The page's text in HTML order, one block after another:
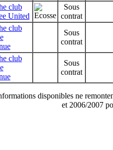
United
Sous
contrat
Sous
contrat
Sous
contrat
disponibles ne
et 2006/2007